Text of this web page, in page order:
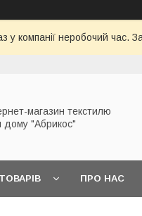
у компанії неробочий час.
магазин текстилю
дому "Абрикос"
ПРО НАС